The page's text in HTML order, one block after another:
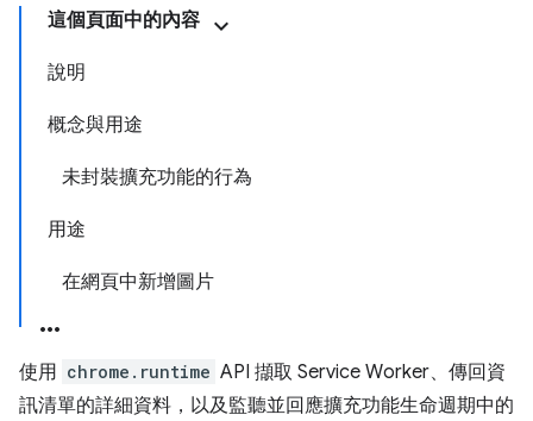
這個頁面中的內容
說明
概念與用途
未封裝擴充功能的行為
用途
在網頁中新增圖片
使用 chrome.runtime API 擷取 Service Worker、傳回資
訊清單的詳細資料，以及監聽並回應擴充功能生命週期中的